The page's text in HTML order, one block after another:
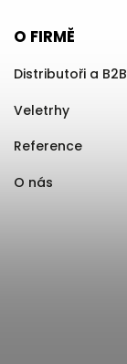
O FIRMĚ
Distributoři a B2B
Veletrhy
Reference
O nás